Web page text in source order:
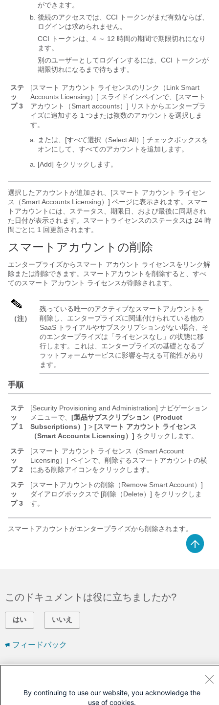
ができます。
後続のアクセスでは、CCI トークンがまだ有効ならば、
ログインは求められません。
CCI トークンは、4 ～ 12 時間の期間で期限切れになり
ます。
別のユーザーとしてログインするには、CCI トークンが
期限切れになるまで待ちます。
ステ
ッ
プ 3
[スマート アカウント ライセンスのリンク（Link Smart
Accounts Licensing）] スライドインペインで、[スマート
アカウント（Smart accounts）] リストからエンタープラ
イズに追加する 1 つまたは複数のアカウントを選択しま
す。
または、[すべて選択（Select All）] チェックボックスを
オンにして、すべてのアカウントを追加します。
[Add] をクリックします。
選択したアカウントが追加され、[スマート アカウント ライセン
ス（Smart Accounts Licensing）] ページに表示されます。
スマー
トアカウントには、ステータス、期限日、および最後に同期され
た日付が表示されます。スマートライセンスのステータスは 24 時
間ごとに 1 回更新されます。
スマートアカウントの削除
エンタープライズからスマート アカウント ライセンスをリンク解
除または削除できます。スマートアカウントを削除すると、すべ
てのスマート アカウント ライセンスが削除されます。
（注）
残っている唯一のアクティブなスマートアカウントを
削除し、エンタープライズに関連付けられている他の
SaaS トライアルやサブスクリプションがない場合、そ
のエンタープライズは「ライセンスなし」の状態に移
行します。これは、 エンタープライズの基礎となるプ
ラットフォームサービスに影響を与える可能性があり
ます。
手順
ステ
ッ
プ 1
[Security Provisioning and Administration] ナビゲーション
メニューで、 [製品サブスクリプション（Product
Subscriptions）] > [スマート アカウント ライセンス
（Smart Accounts Licensing）] をクリックします。
ステ
ッ
プ 2
[スマート アカウント ライセンス（Smart Account
Licensing）] ペインで、削除するスマートアカウントの横
にある削除アイコンをクリックします。
ステ
ッ
プ 3
[スマートアカウントの削除（Remove Smart Account）]
ダイアログボックスで [削除（Delete）] をクリックしま
す。
スマートアカウントがエンタープライズから削除されます。
このドキュメントは役に立ちましたか?
はい いいえ
フィードバック
サポート ケースをオープン
By continuing to use our website, you acknowledge the
use of cookies.